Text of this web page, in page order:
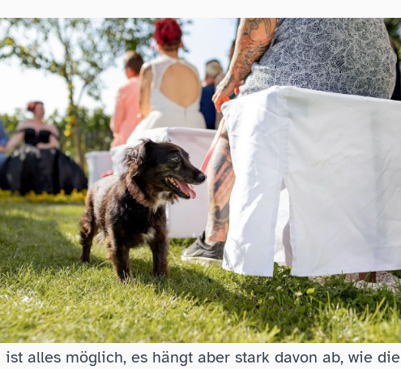
ist alles möglich, es hängt aber stark davon ab, wie die